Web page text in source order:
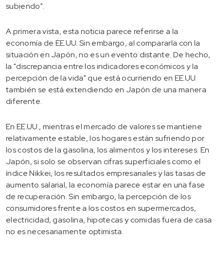
subiendo".
A primera vista, esta noticia parece referirse a la
economía de EE.UU. Sin embargo, al compararla con la
situación en Japón, no es un evento distante. De hecho,
la "discrepancia entre los indicadores económicos y la
percepción de la vida" que está ocurriendo en EE.UU.
también se está extendiendo en Japón de una manera
diferente.
En EE.UU., mientras el mercado de valores se mantiene
relativamente estable, los hogares están sufriendo por
los costos de la gasolina, los alimentos y los intereses. En
Japón, si solo se observan cifras superficiales como el
índice Nikkei, los resultados empresariales y las tasas de
aumento salarial, la economía parece estar en una fase
de recuperación. Sin embargo, la percepción de los
consumidores frente a los costos en supermercados,
electricidad, gasolina, hipotecas y comidas fuera de casa
no es necesariamente optimista.